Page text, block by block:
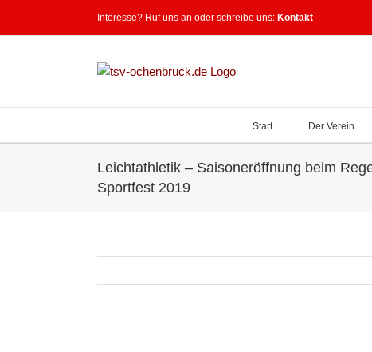
Interesse? Ruf uns an oder schreibe uns: Kontakt
Start Der Verein
Leichtathletik – Saisoneröffnung beim
Sportfest 2019